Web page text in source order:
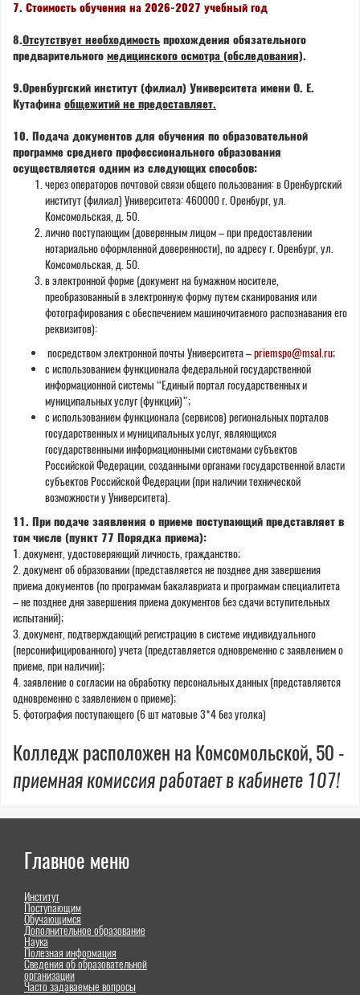
7. Стоимость обучения на 2026-2027 учебный год
8.Отсутствует необходимость прохождения обязательного
предварительного медицинского осмотра (обследования).
9.Оренбургский институт (филиал) Университета имени О. Е.
Кутафина общежитий не предоставляет.
10. Подача документов для обучения по образовательной
программе среднего профессионального образования
осуществляется одним из следующих способов:
через операторов почтовой связи общего пользования: в Оренбургский
институт (филиал) Университета: 460000 г. Оренбург, ул.
Комсомольская, д. 50.
лично поступающим (доверенным лицом – при предоставлении
нотариально оформленной доверенности), по адресу г. Оренбург, ул.
Комсомольская, д. 50.
в электронной форме (документ на бумажном носителе,
преобразованный в электронную форму путем сканирования или
фотографирования с обеспечением машиночитаемого распознавания его
реквизитов):
посредством электронной почты Университета –priemspo@msal.ru;
с использованием функционала федеральной государственной
информационной системы “Единый портал государственных и
муниципальных услуг (функций)”;
с использованием функционала (сервисов) региональных порталов
государственных и муниципальных услуг, являющихся
государственными информационными системами субъектов
Российской Федерации, созданными органами государственной власти
субъектов Российской Федерации (при наличии технической
возможности у Университета).
11. При подаче заявления о приеме поступающий представляет в
том числе (пункт 77 Порядка приема):
1. документ, удостоверяющий личность, гражданство;
2. документ об образовании (представляется не позднее дня завершения
приема документов (по программам бакалавриата и программам специалитета
– не позднее дня завершения приема документов без сдачи вступительных
испытаний);
3. документ, подтверждающий регистрацию в системе индивидуального
(персонифицированного) учета (представляется одновременно с заявлением о
приеме, при наличии);
4. заявление о согласии на обработку персональных данных (представляется
одновременно с заявлением о приеме);
5. фотография поступающего (6 шт матовые 3*4 без уголка)
Колледж расположен на Комсомольской, 50 -
приемная комиссия работает в кабинете 107!
Главное меню
Институт
Поступающим
Обучающимся
Дополнительное образование
Наука
Полезная информация
Сведения об образовательной
организации
Часто задаваемые вопросы